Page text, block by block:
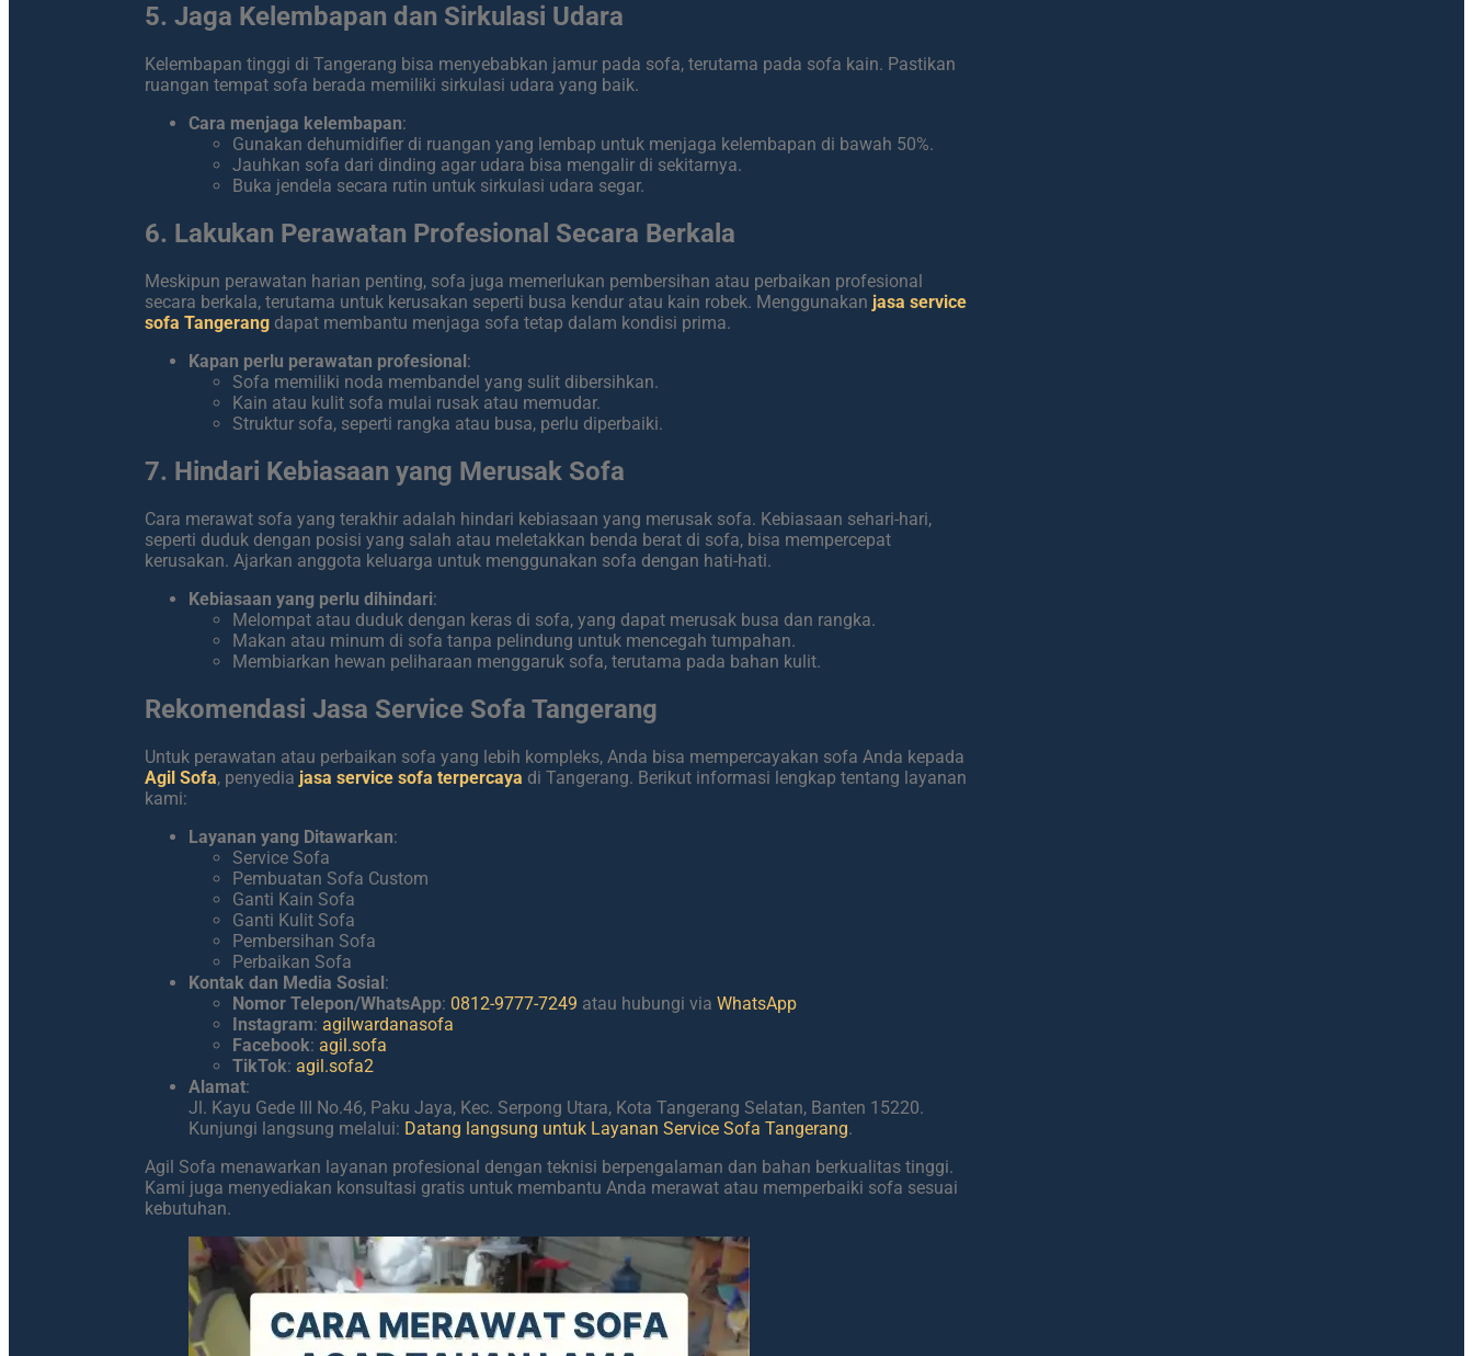
5. Jaga Kelembapan dan Sirkulasi Udara
Kelembapan tinggi di Tangerang bisa menyebabkan jamur pada sofa, terutama pada sofa kain. Pastikan
ruangan tempat sofa berada memiliki sirkulasi udara yang baik.
Cara menjaga kelembapan:
Gunakan dehumidifier di ruangan yang lembap untuk menjaga kelembapan di bawah 50%.
Jauhkan sofa dari dinding agar udara bisa mengalir di sekitarnya.
Buka jendela secara rutin untuk sirkulasi udara segar.
6. Lakukan Perawatan Profesional Secara Berkala
Meskipun perawatan harian penting, sofa juga memerlukan pembersihan atau perbaikan profesional
secara berkala, terutama untuk kerusakan seperti busa kendur atau kain robek. Menggunakan jasa service
sofa Tangerang dapat membantu menjaga sofa tetap dalam kondisi prima.
Kapan perlu perawatan profesional:
Sofa memiliki noda membandel yang sulit dibersihkan.
Kain atau kulit sofa mulai rusak atau memudar.
Struktur sofa, seperti rangka atau busa, perlu diperbaiki.
7. Hindari Kebiasaan yang Merusak Sofa
Cara merawat sofa yang terakhir adalah hindari kebiasaan yang merusak sofa. Kebiasaan sehari-hari,
seperti duduk dengan posisi yang salah atau meletakkan benda berat di sofa, bisa mempercepat
kerusakan. Ajarkan anggota keluarga untuk menggunakan sofa dengan hati-hati.
Kebiasaan yang perlu dihindari:
Melompat atau duduk dengan keras di sofa, yang dapat merusak busa dan rangka.
Makan atau minum di sofa tanpa pelindung untuk mencegah tumpahan.
Membiarkan hewan peliharaan menggaruk sofa, terutama pada bahan kulit.
Rekomendasi Jasa Service Sofa Tangerang
Untuk perawatan atau perbaikan sofa yang lebih kompleks, Anda bisa mempercayakan sofa Anda kepada
Agil Sofa, penyedia jasa service sofa terpercaya di Tangerang. Berikut informasi lengkap tentang layanan
kami:
Layanan yang Ditawarkan:
Service Sofa
Pembuatan Sofa Custom
Ganti Kain Sofa
Ganti Kulit Sofa
Pembersihan Sofa
Perbaikan Sofa
Kontak dan Media Sosial:
Nomor Telepon/WhatsApp: 0812-9777-7249 atau hubungi via WhatsApp
Instagram: agilwardanasofa
Facebook: agil.sofa
TikTok: agil.sofa2
Alamat:
Jl. Kayu Gede III No.46, Paku Jaya, Kec. Serpong Utara, Kota Tangerang Selatan, Banten 15220.
Kunjungi langsung melalui: Datang langsung untuk Layanan Service Sofa Tangerang.
Agil Sofa menawarkan layanan profesional dengan teknisi berpengalaman dan bahan berkualitas tinggi.
Kami juga menyediakan konsultasi gratis untuk membantu Anda merawat atau memperbaiki sofa sesuai
kebutuhan.